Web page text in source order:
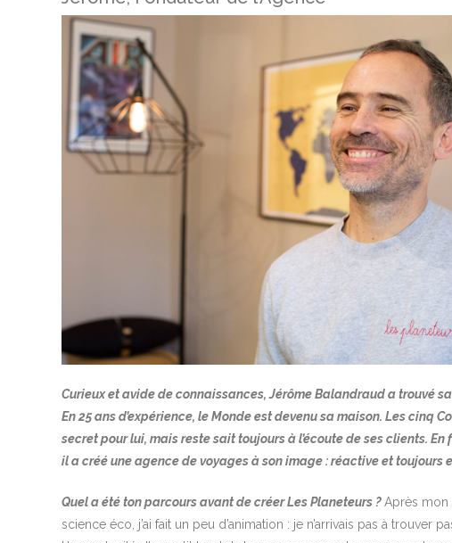
Curieux et avide de connaissances, Jérôme Balandraud a trouvé
En 25 ans d’expérience, le Monde est devenu sa maison. Les cinq
secret pour lui, mais reste sait toujours à l’écoute de ses clients. En
il a créé une agence de voyages à son image : réactive et toujours
Quel a été ton parcours avant de créer Les Planeteurs ?Après mon
science éco, j’ai fait un peu d’animation : je n’arrivais pas à trouver